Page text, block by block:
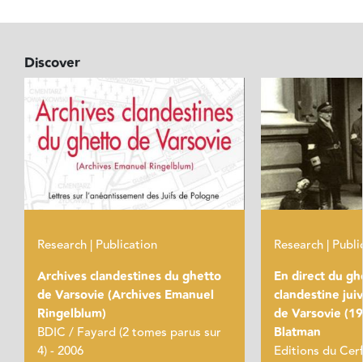
Discover
Research | Publication
Archives clandestines du ghetto
de Varsovie (Archives Emanuel
Ringelblum)
BDIC / Fayard (2 tomes parus sur
4) - 2006
Research |
En direct du
clandestine
de Varsovie
Blatman
Editions du